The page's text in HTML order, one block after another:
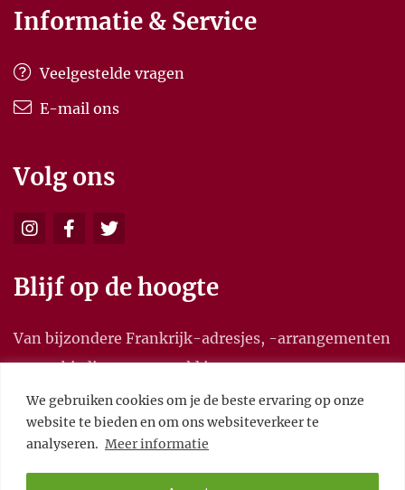
We gebruiken cookies om je de beste ervaring op onze
website te bieden en om ons websiteverkeer te
analyseren. Meer informatie
Informatie & Service
Veelgestelde vragen
E-mail ons
Volg ons
Blijf op de hoogte
Van bijzondere Frankrijk-adresjes, -arrangementen
en aanbiedingen, en meld je aan voor onze
nieuwsbrief.